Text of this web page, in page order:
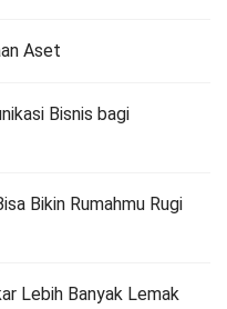
Aset
Bisnis bagi
Bikin Rumahmu Rugi
Lebih Banyak Lemak